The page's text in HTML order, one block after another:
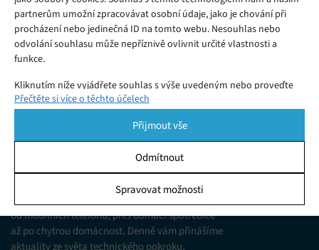
partnerům umožní zpracovávat osobní údaje, jako je chování při
procházení nebo jedinečná ID na tomto webu. Nesouhlas nebo
odvolání souhlasu může nepříznivě ovlivnit určité vlastnosti a
funkce.
Kliknutím níže vyjádřete souhlas s výše uvedeným nebo proveďte
podrobnější rozhodnutí. Vaše volby budou použity pouze na tomto
pomocí přepínačů v Zásadách cookies nebo kliknutím na tlačítko
Spravovat souhlas ve spodní části obrazovky.
Ukládání a/nebo přístup k informacím v zařízení, Porozumění
publiku prostřednictvím statistik nebo kombinací údajů z
různých zdrojů.
Přečtěte si více o těchto účelech
Přijmout vše
Odmítnout
Spravovat možnosti
vlajková loď společnosti Google Pixel 5 může mít vadu...
Jsme web zajímající se o technologické novinky
od mobilních telefonů, přes domácí spotřebiče
až po chytrou domácnost. Denně vám přinášíme
aktuality ze světa technického pokroku,